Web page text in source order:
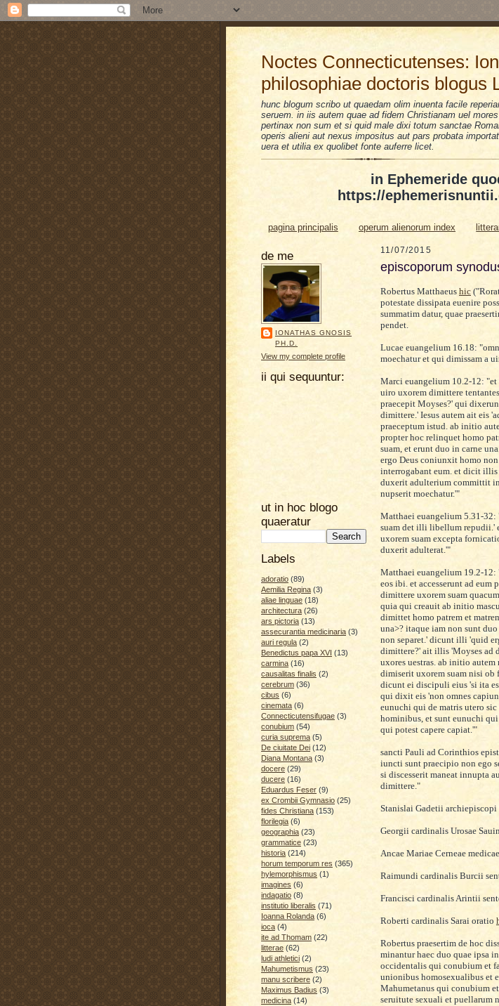
Noctes Connecticutenses:
philosophiae doctoris blogus
hunc blogum scribo ut quaedam olim inuenta facile
seruem. in iis autem quae ad fidem Christianam uel
pertinax non sum et si quid male dixi totum sanctae
operis alieni aut nexus impositus aut pars probata
uera et utilia ex quolibet fonte auferre licet.
in Ephemeride
https://
pagina principalis operum alienorum index
de me
IONATHAS GNOSIS
PH.D.
View my complete profile
ii qui sequuntur:
ut in hoc blogo
quaeratur
Labels
adoratio (89)
Aemilia Regina (3)
aliae linguae (18)
architectura (26)
ars pictoria (13)
assecurantia medicinaria (3)
auri regula (2)
Benedictus papa XVI (13)
carmina (16)
causalitas finalis (2)
cerebrum (36)
cibus (6)
cinemata (6)
Connecticutensifugae (3)
conubium (54)
curia suprema (5)
De ciuitate Dei (12)
Diana Montana (3)
docere (29)
ducere (16)
Eduardus Feser (9)
ex Crombii Gymnasio (25)
fides Christiana (153)
florilegia (6)
geographia (23)
grammatice (23)
historia (214)
horum temporum res (365)
hylemorphismus (1)
imagines (6)
indagatio (8)
institutio liberalis (71)
Ioanna Rolanda (6)
ioca (4)
ite ad Thomam (22)
litterae (62)
ludi athletici (2)
Mahumetismus (23)
manu scribere (2)
Maximus Badius (3)
medicina (14)
11/07/2015
episcoporum
Robertus Matthaeus hic ("Ro
potestate dissipata euenire
summatim datur, quae
pendet.
Lucae euangelium 16.18:
moechatur et qui dimissam a u
Marci euangelium 10.2-12: "et
uiro uxorem dimittere tenta
praecepit Moyses?' qui
dimittere .' Iesus autem ait eis
praeceptum istud. ab initio
propter hoc relinquet homo
suam, et erunt duo in carne
ergo Deus coniunxit homo non
interrogabant eum. et dicit illis
duxerit adulterium committit
nupserit moechatur.'"
Matthaei euangelium 5.31-
suam det illi libellum repudii.'
uxorem suam excepta
duxerit adulterat.'"
Matthaei euangelium 19.2-12:
eos ibi. et accesserunt ad eum
dimittere uxorem suam
quia qui creauit ab initio
dimittet homo patrem et matr
una>? itaque iam non sunt
non separet.' dicunt illi 'quid
dimittere?' ait illis 'Moyses ad
uxores uestras. ab initio
dimiserit uxorem suam nisi ob
dicunt ei discipuli eius 'si ita
qui dixit eis 'non omnes
eunuchi qui de matris utero
hominibus, et sunt eunuchi qui
qui potest capere capiat.'"
sancti Pauli ad Corinthios
iuncti sunt praecipio non ego
si discesserit maneat innupta
dimittere."
Stanislai Gadetii archiepiscopi
Georgii cardinalis Urosae
Ancae Mariae Cerneae
Raimundi cardinalis Burcii
Francisci cardinalis Arintii sent
Roberti cardinalis Sarai oratio
Robertus praesertim de hoc
minanturhaec duo quae ipsa
occidentalis qui conubium et
unionibus homosexualibus et
Mahumetanus qui conubium
seruitute sexuali et puellarum